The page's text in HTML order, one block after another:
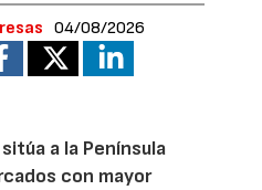
04/08/2026
a la Península
con mayor